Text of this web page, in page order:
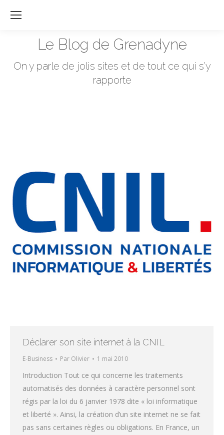
Le Blog de Grenadyne
On y parle de jolis sites et de tout ce qui s'y
rapporte
Vous êtes ici :
Déclarer son site internet à la CNIL
E-Business Par Olivier 1 mai 2010
Introduction Tout ce qui concerne les traitements
automatisés des données à caractère personnel sont
régis par la loi du 6 janvier 1978 dite « loi informatique
et liberté ». Ainsi, la création d’un site internet ne se fait
pas sans certaines règles ou obligations. En France, un